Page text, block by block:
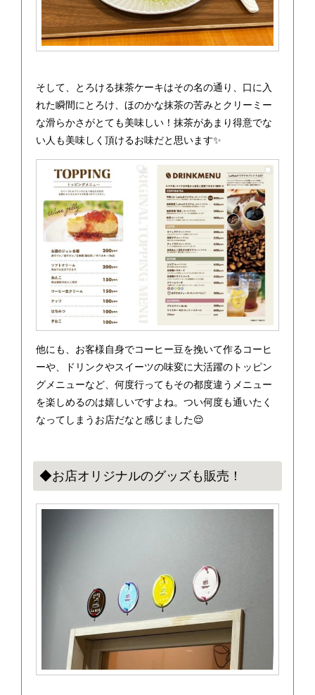
そして、とろける抹茶ケーキはその名の通り、口に入
れた瞬間にとろけ、ほのかな抹茶の苦みとクリーミー
な滑らかさがとても美味しい！抹茶があまり得意でな
い人も美味しく頂けるお味だと思います✨
他にも、お客様自身でコーヒー豆を挽いて作るコーヒ
ーや、ドリンクやスイーツの味変に大活躍のトッピン
グメニューなど、何度行ってもその都度違うメニュー
を楽しめるのは嬉しいですよね。つい何度も通いたく
なってしまうお店だなと感じました😌
◆お店オリジナルのグッズも販売！